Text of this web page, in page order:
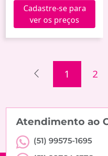
Cadastre-se para
ver os preços
1 2
Atendimento ao
(51) 99575-1695